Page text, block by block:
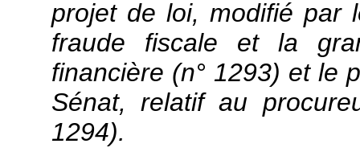
projet de loi, modifié par
fraude fiscale et la
financière (n° 1293) et le
Sénat, relatif au
1294).